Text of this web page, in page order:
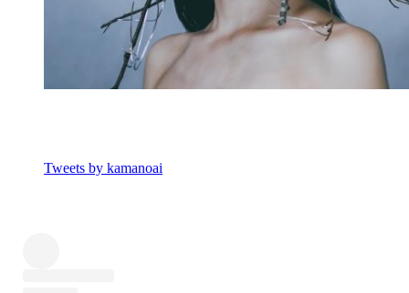
Tweets by kamanoai